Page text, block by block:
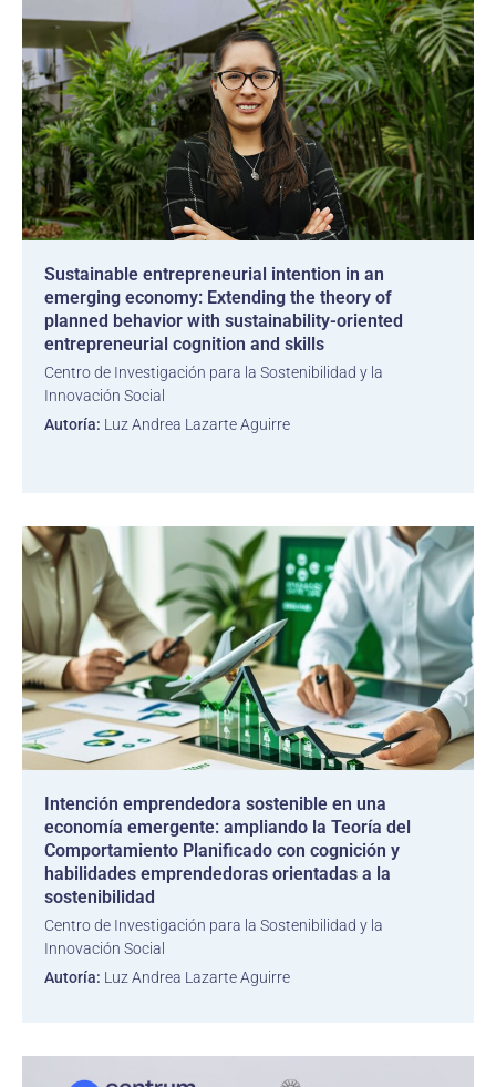
Sustainable entrepreneurial intention in an
emerging economy: Extending the theory of
planned behavior with sustainability-oriented
entrepreneurial cognition and skills
Centro de Investigación para la Sostenibilidad y la
Innovación Social
Autoría: Luz Andrea Lazarte Aguirre
Intención emprendedora sostenible en una
economía emergente: ampliando la Teoría del
Comportamiento Planificado con cognición y
habilidades emprendedoras orientadas a la
sostenibilidad
Centro de Investigación para la Sostenibilidad y la
Innovación Social
Autoría: Luz Andrea Lazarte Aguirre